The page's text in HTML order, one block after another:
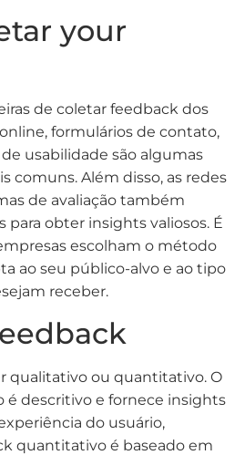
your
de coletar feedback dos
formulários de contato,
usabilidade são algumas
comuns. Além disso, as redes
de avaliação também
para obter insights valiosos. É
escolham o método
ao seu público-alvo e ao tipo
receber.
qualitativo ou quantitativo. O
é descritivo e fornece insights
do usuário,
quantitativo é baseado em